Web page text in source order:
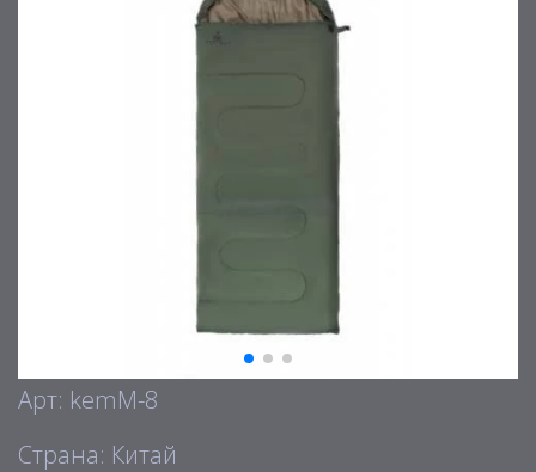
Арт: kemM-8
Страна: Китай